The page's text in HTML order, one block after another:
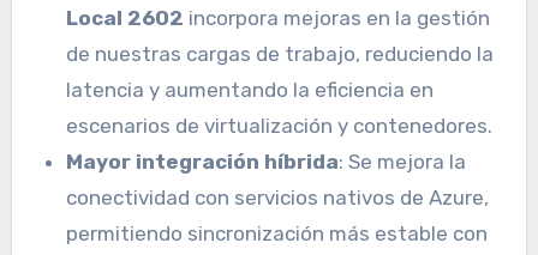
Local 2602 incorpora mejoras en la gestión
de nuestras cargas de trabajo, reduciendo la
latencia y aumentando la eficiencia en
escenarios de virtualización y contenedores.
Mayor integración híbrida: Se mejora la
conectividad con servicios nativos de Azure,
permitiendo sincronización más estable con